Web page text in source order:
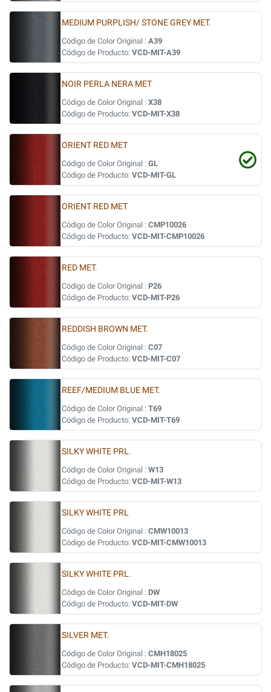
MEDIUM PURPLISH/ STONE GREY MET.
Código de Color Original : A39
Código de Producto: VCD-MIT-A39
NOIR PERLA NERA MET
Código de Color Original : X38
Código de Producto: VCD-MIT-X38
ORIENT RED MET
Código de Color Original : GL
Código de Producto: VCD-MIT-GL
ORIENT RED MET
Código de Color Original : CMP10026
Código de Producto: VCD-MIT-CMP10026
RED MET.
Código de Color Original : P26
Código de Producto: VCD-MIT-P26
REDDISH BROWN MET.
Código de Color Original : C07
Código de Producto: VCD-MIT-C07
REEF/MEDIUM BLUE MET.
Código de Color Original : T69
Código de Producto: VCD-MIT-T69
SILKY WHITE PRL.
Código de Color Original : W13
Código de Producto: VCD-MIT-W13
SILKY WHITE PRL
Código de Color Original : CMW10013
Código de Producto: VCD-MIT-CMW10013
SILKY WHITE PRL.
Código de Color Original : DW
Código de Producto: VCD-MIT-DW
SILVER MET.
Código de Color Original : CMH18025
Código de Producto: VCD-MIT-CMH18025